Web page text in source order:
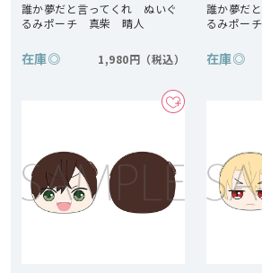
誰か夢だと言ってくれ ぬいぐ
るみポーチ 真柴 晴人
在庫◎ 1,980円
誰か夢だ
るみポー
在庫◎